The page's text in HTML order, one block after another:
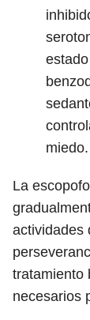
miedo.
La
actividades
tratamiento
necesarios